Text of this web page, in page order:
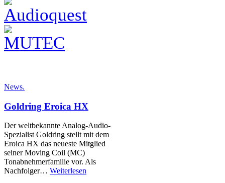
News.
Goldring Eroica HX
Der weltbekannte Analog-Audio-
Spezialist Goldring stellt mit dem
Eroica HX das neueste Mitglied
seiner Moving Coil (MC)
Tonabnehmerfamilie vor. Als
Nachfolger… Weiterlesen